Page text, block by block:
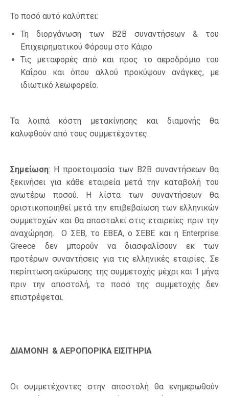
Το ποσό αυτό καλύπτει:
Τη διοργάνωση των Β2Β συναντήσεων & του
Επιχειρηματικού Φόρουμ στο Κάιρο
Τις μεταφορές από και προς το αεροδρόμιο του
Καΐρου και όπου αλλού προκύψουν ανάγκες, με
ιδιωτικό λεωφορείο.
Τα λοιπά κόστη μετακίνησης και διαμονής θα
καλυφθούν από τους συμμετέχοντες.
Σημείωση: Η προετοιμασία των Β2Β συναντήσεων θα
ξεκινήσει για κάθε εταιρεία μετά την καταβολή του
ανωτέρω ποσού. Η λίστα των συναντήσεων θα
οριστικοποιηθεί μετά την επιβεβαίωση των ελληνικών
συμμετοχών και θα αποσταλεί στις εταιρείες πριν την
αναχώρηση. Ο ΣΕΒ, το ΕΒΕΑ, ο ΣΕΒΕ και η Enterprise
Greece δεν μπορούν να διασφαλίσουν εκ των
προτέρων συναντήσεις για τις ελληνικές εταιρίες. Σε
περίπτωση ακύρωσης της συμμετοχής μέχρι και 1 μήνα
πριν την αποστολή, το ποσό της συμμετοχής δεν
επιστρέφεται.
ΔΙΑΜΟΝΗ & ΑΕΡΟΠΟΡΙΚΑ ΕΙΣΙΤΗΡΙΑ
Οι συμμετέχοντες στην αποστολή θα ενημερωθούν